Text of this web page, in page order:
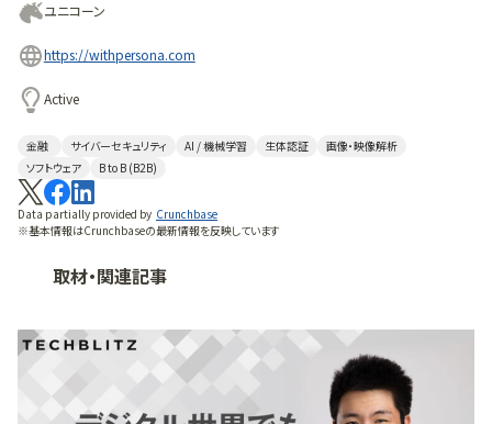
ユニコーン
https://withpersona.com
Active
金融 サイバーセキュリティ AI / 機械学習 生体認証
画像・映像解析
ソフトウェア
B to B (B2B)
Data partially provided by Crunchbase
※基本情報はCrunchbaseの最新情報を反映しています
取材・関連記事